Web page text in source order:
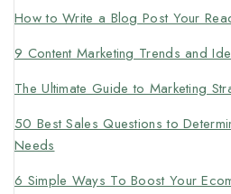
How to Write a Blog Post Your
9 Content Marketing Trends and
The Ultimate Guide to Marketing
50 Best Sales Questions to
Needs
6 Simple Ways To Boost Your